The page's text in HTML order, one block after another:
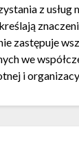
z usług
zastępuje
we
i